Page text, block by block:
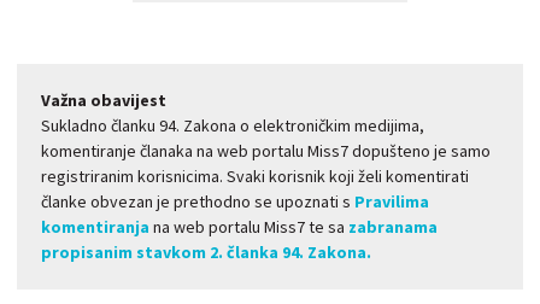
Važna obavijest
Sukladno članku 94. Zakona o elektroničkim medijima,
komentiranje članaka na web portalu Miss7 dopušteno je samo
registriranim korisnicima. Svaki korisnik koji želi komentirati
članke obvezan je prethodno se upoznati s Pravilima
komentiranja na web portalu Miss7 te sa zabranama
propisanim stavkom 2. članka 94. Zakona.